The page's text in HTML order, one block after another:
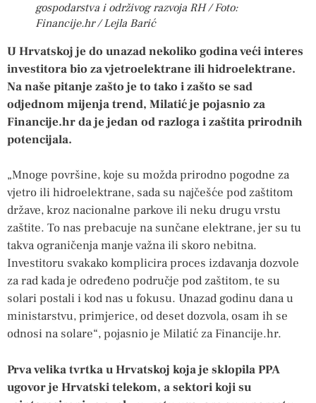
gospodarstva i održivog razvoja RH / Foto:
Financije.hr / Lejla Barić
U Hrvatskoj je do unazad nekoliko godina veći interes
investitora bio za vjetroelektrane ili hidroelektrane.
Na naše pitanje zašto je to tako i zašto se sad
odjednom mijenja trend, Milatić je pojasnio za
Financije.hr da je jedan od razloga i zaštita prirodnih
potencijala.
„Mnoge površine, koje su možda prirodno pogodne za
vjetro ili hidroelektrane, sada su najčešće pod zaštitom
države, kroz nacionalne parkove ili neku drugu vrstu
zaštite. To nas prebacuje na sunčane elektrane, jer su tu
takva ograničenja manje važna ili skoro nebitna.
Investitoru svakako komplicira proces izdavanja dozvole
za rad kada je određeno područje pod zaštitom, te su
solari postali i kod nas u fokusu. Unazad godinu dana u
ministarstvu, primjerice, od deset dozvola, osam ih se
odnosi na solare“, pojasnio je Milatić za Financije.hr.
Prva velika tvrtka u Hrvatskoj koja je sklopila PPA
ugovor je Hrvatski telekom, a sektori koji su